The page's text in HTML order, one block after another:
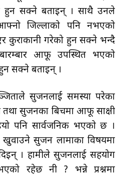
हुन सक्ने बताइन् । साथै उनले
जिल्लाको पनि नभएको
गरेको हुन सक्ने भन्दै
आफू उपस्थित भएको
सक्ने बताइन् ।
सुजनलाई समस्या परेका
तथा सुजनका बिचमा आफू साक्षी
पनि सार्वजनिक भएको छ ।
खुवाउने सुजन लामाका विषयमा
। हामीले सुजनलाई सहयोग
रहेछ नी ? भन्ने प्रश्नमा